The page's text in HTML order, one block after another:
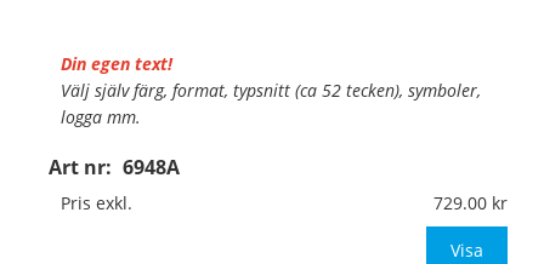
Art nr: 6948A
Din egen text!
Välj själv färg, format, typsnitt (ca 52 tecken), symboler,
logga mm.
Material:Plan aluminium, 0,7mm (väggmontage)
Mått:105x148mm (eller annat mått upp till 0,02m²)
Pris exkl. 729.00
Visa